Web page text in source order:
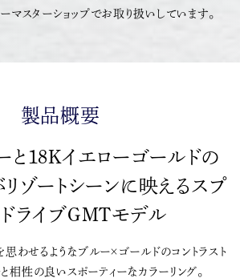
マスターショップでお取り扱いしています。
製品概要
と18Kイエローゴールドの
リゾートシーンに映えるスプ
ドライブGMTモデル
わせるようなブルー×ゴールドのコントラスト
相性の良いスポーティーなカラーリング。